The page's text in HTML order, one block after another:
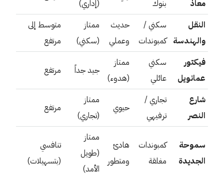
معاذ
بنوك
(إداري)
النقل
والهندسة
سكني /
كمبوندات
حديث
وعملي
ممتاز
(سكني)
متوسط إلى
مرتفع
فيكتور
عمانويل
سكني
عائلي
ممتاز
(هدوء)
جيد جداً مرتفع
شارع
النصر
تجاري /
ترفيهي
حيوي
ممتاز
(تجاري)
مرتفع
سموحة
الجديدة
كمبوندات
مغلقة
هادئ
ومتطور
ممتاز
(طويل
الأمد)
تنافسي
(بتسهيلات)